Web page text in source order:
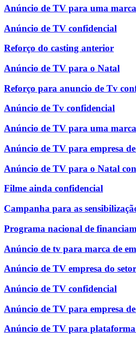
Anúncio de TV para uma
Anúncio de TV confidencial
Reforço do casting anterior
Anúncio de TV para o Natal
Reforço para anuncio de Tv
Anúncio de Tv confidencial
Anúncio de TV para uma
Anúncio de TV para empresa
Anúncio de TV para o Natal
Filme ainda confidencial
Campanha para as
Programa nacional de
Anúncio de tv para marca de
Anúncio de TV empresa do
Anúncio de TV confidencial
Anúncio de TV para empresa
Anúncio de TV para plataforma